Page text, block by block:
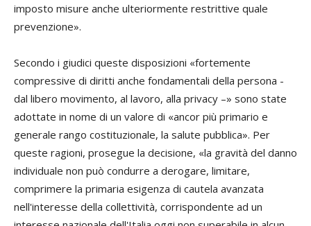
imposto misure anche ulteriormente restrittive quale
prevenzione».
Secondo i giudici queste disposizioni «fortemente
compressive di diritti anche fondamentali della persona -
dal libero movimento, al lavoro, alla privacy –» sono state
adottate in nome di un valore di «ancor più primario e
generale rango costituzionale, la salute pubblica». Per
queste ragioni, prosegue la decisione, «la gravità del danno
individuale non può condurre a derogare, limitare,
comprimere la primaria esigenza di cautela avanzata
nell'interesse della collettività, corrispondente ad un